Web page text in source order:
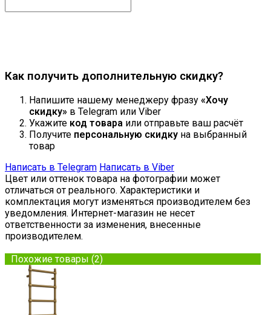
Как получить дополнительную скидку?
Напишите нашему менеджеру фразу «Хочу
скидку» в Telegram или Viber
Укажите код товара или отправьте ваш расчёт
Получите персональную скидку на выбранный
товар
Написать в Telegram Написать в Viber
Цвет или оттенок товара на фотографии может
отличаться от реального. Характеристики и
комплектация могут изменяться производителем без
уведомления. Интернет-магазин не несет
ответственности за изменения, внесенные
производителем.
Похожие товары (2)